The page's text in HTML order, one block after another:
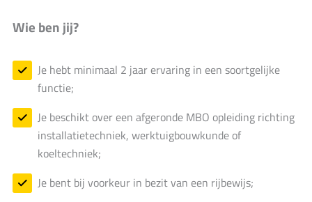
Wie ben jij?
Je hebt minimaal 2 jaar ervaring in een soortgelijke
functie;
Je beschikt over een afgeronde MBO opleiding richting
installatietechniek, werktuigbouwkunde of
koeltechniek;
Je bent bij voorkeur in bezit van een rijbewijs;